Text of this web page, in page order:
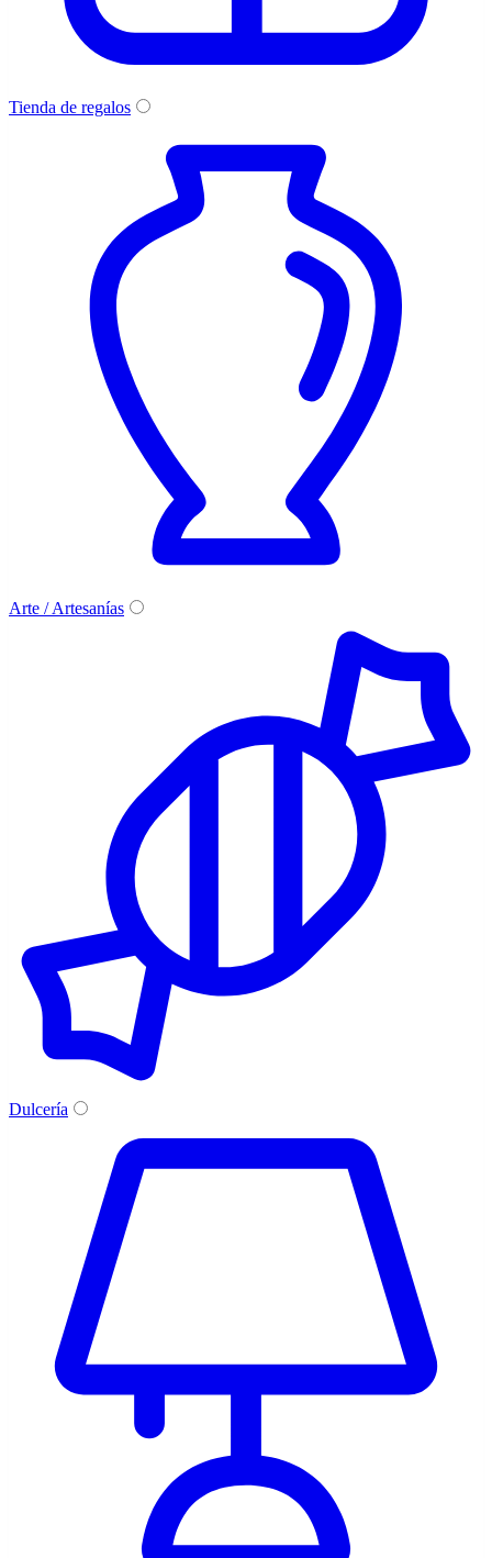
Tienda de regalos
Arte / Artesanías
Dulcería